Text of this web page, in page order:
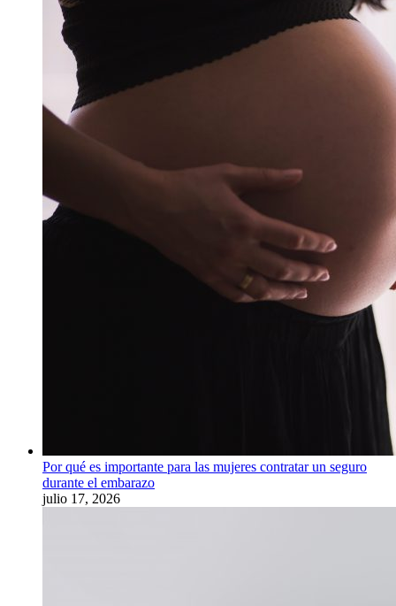
Por qué es importante para las mujeres contratar un seguro
durante el embarazo
julio 17, 2026